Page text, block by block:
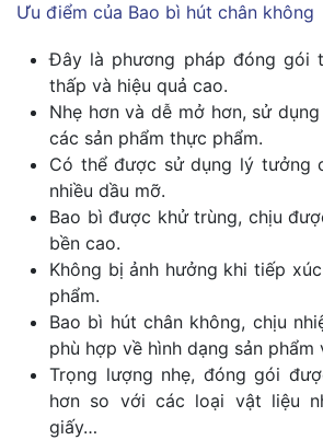
Ưu điểm của Bao bì hút chân không
Đây là phương pháp đóng gói
thấp và hiệu quả cao.
Nhẹ hơn và dễ mở hơn, sử
các sản phẩm thực phẩm.
Có thể được sử dụng lý tưởng
nhiều dầu mỡ.
Bao bì được khử trùng, chịu
bền cao.
Không bị ảnh hưởng khi tiếp
phẩm.
Bao bì hút chân không, chịu
phù hợp về hình dạng sản phẩm
Trọng lượng nhẹ, đóng gói
hơn so với các loại vật liệu
giấy…